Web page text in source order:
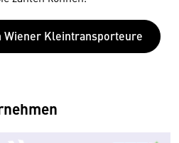
Kleintransporteure